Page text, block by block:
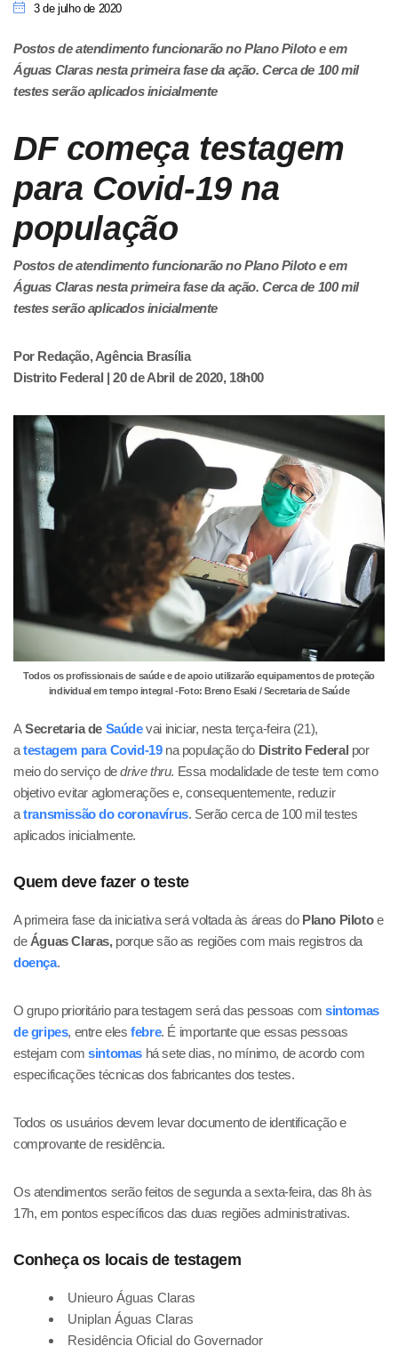
3 de julho de 2020
Postos de atendimento funcionarão no Plano Piloto e em
Águas Claras nesta primeira fase da ação. Cerca de 100 mil
testes serão aplicados inicialmente
DF começa testagem
para Covid-19 na
população
Postos de atendimento funcionarão no Plano Piloto e em
Águas Claras nesta primeira fase da ação. Cerca de 100 mil
testes serão aplicados inicialmente
Por Redação, Agência Brasília
Distrito Federal | 20 de Abril de 2020, 18h00
Todos os profissionais de saúde e de apoio utilizarão equipamentos de proteção
individual em tempo integral -Foto: Breno Esaki / Secretaria de Saúde
ASecretaria de Saúdevai iniciar, nesta terça-feira (21),
atestagem para Covid-19na população do Distrito Federal por
meio do serviço dedrive thru. Essa modalidade de teste tem como
objetivo evitar aglomerações e, consequentemente, reduzir
atransmissão do coronavírus. Serão cerca de 100 mil testes
aplicados inicialmente.
Quem deve fazer o teste
A primeira fase da iniciativa será voltada às áreas doPlano Pilotoe
deÁguas Claras,porque são as regiões com mais registros da
doença.
O grupo prioritário para testagem será das pessoas com sintomas
de gripes, entre elesfebre. É importante que essas pessoas
estejam comsintomas há sete dias, no mínimo, de acordo com
especificações técnicas dos fabricantes dos testes.
Todos os usuários devem levar documento de identificação e
comprovante de residência.
Os atendimentos serão feitos de segunda a sexta-feira, das 8h às
17h, em pontos específicos das duas regiões administrativas.
Conheça os locais de testagem
Unieuro Águas Claras
Uniplan Águas Claras
Residência Oficial do Governador